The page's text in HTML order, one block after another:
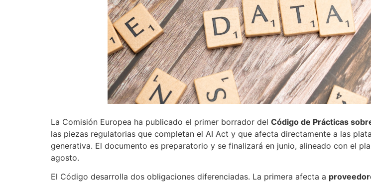
La Comisión Europea ha publicado el primer borrador del Código de Prácticas
las piezas regulatorias que completan el AI Act y que afecta directamente a las
generativa. El documento es preparatorio y se finalizará en junio, alineado con el
agosto.
El Código desarrolla dos obligaciones diferenciadas. La primera afecta a